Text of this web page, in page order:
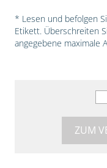
* Lesen und befolgen
Etikett. Überschreiten
angegebene maximale
ZUM